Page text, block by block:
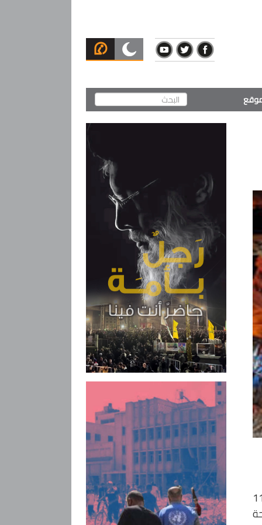
حوالي الساعة 11:35